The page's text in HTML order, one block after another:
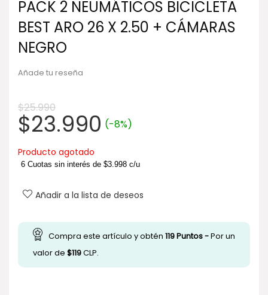
PACK 2 NEUMÁTICOS BICICLETA
BEST ARO 26 X 2.50 + CÁMARAS
NEGRO
Añade tu reseña
$25.990
El
precio
original
era:
$25.990.
$23.990El
actual
es:
$23.990.
(-8%)
Producto agotado
6 Cuotas sin interés de $3.998 c/u
Añadir a la lista de deseos
Compra este artículo y obtén 119Puntos -Por un
valor de $119CLP.